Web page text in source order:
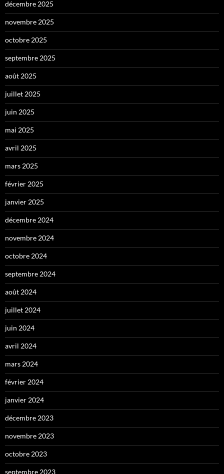
décembre 2025
novembre 2025
octobre 2025
septembre 2025
août 2025
juillet 2025
juin 2025
mai 2025
avril 2025
mars 2025
février 2025
janvier 2025
décembre 2024
novembre 2024
octobre 2024
septembre 2024
août 2024
juillet 2024
juin 2024
avril 2024
mars 2024
février 2024
janvier 2024
décembre 2023
novembre 2023
octobre 2023
septembre 2023